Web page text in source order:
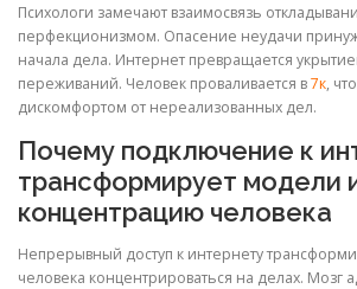
Психологи замечают взаимосвязь
перфекционизмом. Опасение неудачи
начала дела. Интернет превращается
переживаний. Человек проваливается в7к,
дискомфортом от нереализованных дел.
Почему подключение к
трансформирует модели
концентрацию человека
Непрерывный доступ к интернету
человека концентрироваться на делах. Мозг